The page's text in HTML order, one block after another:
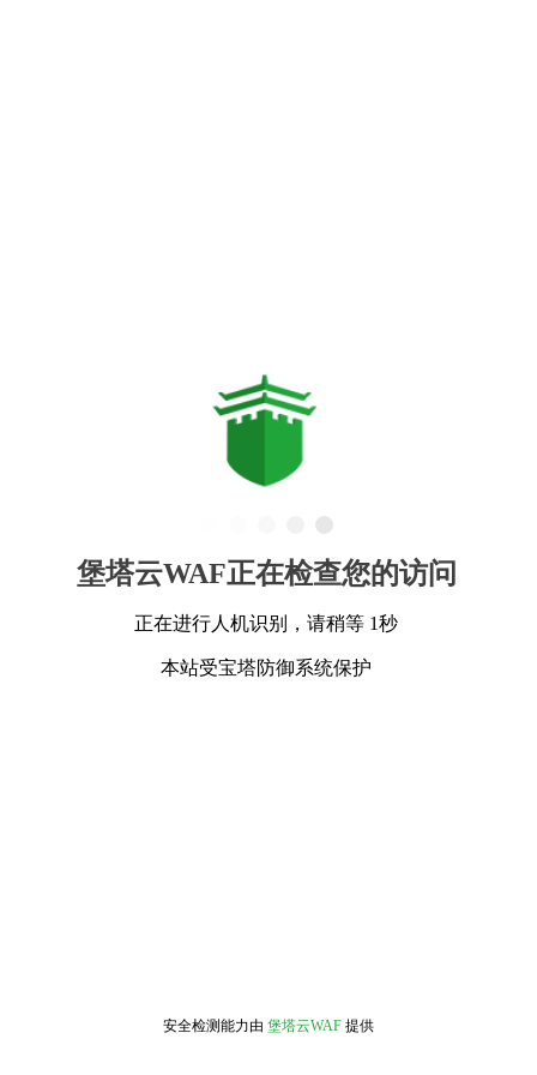
堡塔云WAF正在检查您的访问
正在进行人机识别，请稍等 1秒
本站受宝塔防御系统保护
安全检测能力由 堡塔云WAF 提供